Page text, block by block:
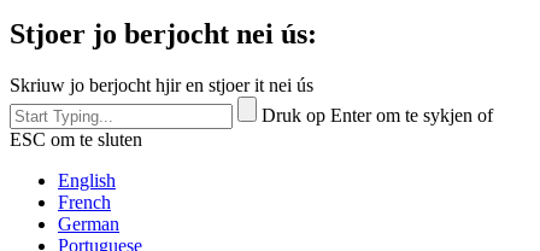
Stjoer jo berjocht nei ús:
Skriuw jo berjocht hjir en stjoer it nei ús
Druk op Enter om te sykjen of
ESC om te sluten
English
French
German
Portuguese